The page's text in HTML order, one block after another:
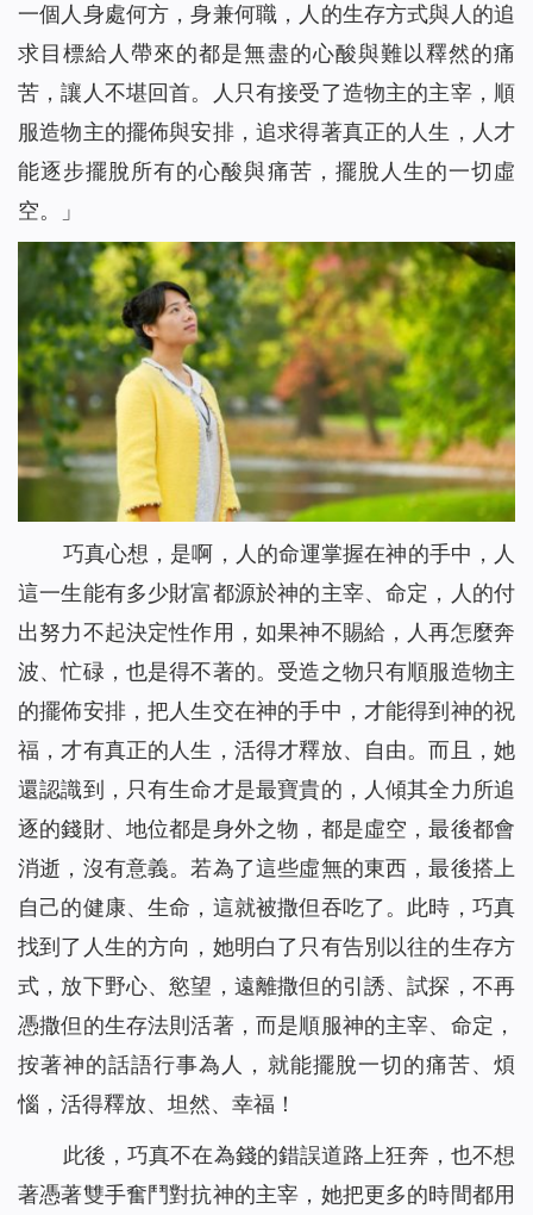
一個人身處何方，身兼何職，人的生存方式與人的追
求目標給人帶來的都是無盡的心酸與難以釋然的痛
苦，讓人不堪回首。人只有接受了造物主的主宰，順
服造物主的擺佈與安排，追求得著真正的人生，人才
能逐步擺脫所有的心酸與痛苦，擺脫人生的一切虛
空。
」
巧真心想，是啊，人的命運掌握在神的手中，人
這一生能有多少財富都源於神的主宰、命定，人的付
出努力不起決定性作用，如果神不賜給，人再怎麼奔
波、忙碌，也是得不著的。受造之物只有順服造物主
的擺佈安排，把人生交在神的手中，才能得到神的祝
福，才有真正的人生，活得才釋放、自由。而且，她
還認識到，只有生命才是最寶貴的，人傾其全力所追
逐的錢財、地位都是身外之物，都是虛空，最後都會
消逝，沒有意義。若為了這些虛無的東西，最後搭上
自己的健康、生命，這就被撒但吞吃了。此時，巧真
找到了人生的方向，她明白了只有告別以往的生存方
式，放下野心、慾望，遠離撒但的引誘、試探，不再
憑撒但的生存法則活著，而是順服神的主宰、命定，
按著神的話語行事為人，就能擺脫一切的痛苦、煩
惱，活得釋放、坦然、幸福！
此後，巧真不在為錢的錯誤道路上狂奔，也不想
著憑著雙手奮鬥對抗神的主宰，她把更多的時間都用